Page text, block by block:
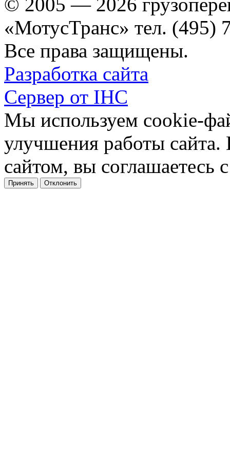
«МотусТранс» тел. (495)
Все права защищены.
Разработка сайта
Сервер от IHC
Мы используем cookie-
улучшения работы сайта.
сайтом, вы соглашаетесь
Принять Отклонить